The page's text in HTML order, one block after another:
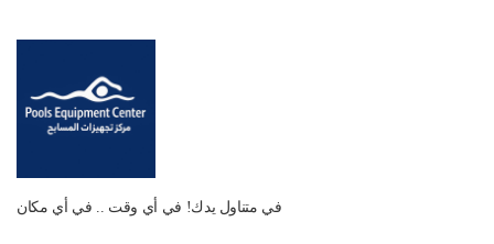
في متناول يدك! في أي وقت .. في أي مكان